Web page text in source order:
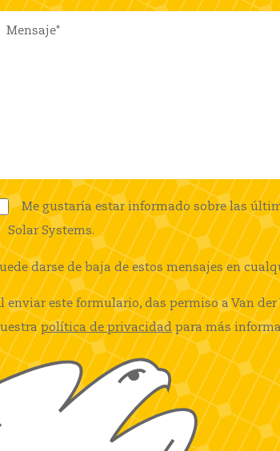
Me gustaría estar informado sobre las
Solar Systems.
darse de baja de estos mensajes en
enviar este formulario, das permiso a Van
política de privacidad para más